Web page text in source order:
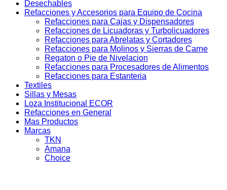
Desechables
Refacciones y Accesorios para Equipo de Cocina
Refacciones para Cajas y Dispensadores
Refacciones de Licuadoras y Turbolicuadores
Refacciones para Abrelatas y Cortadores
Refacciones para Molinos y Sierras de Carne
Regaton o Pie de Nivelacion
Refacciones para Procesadores de Alimentos
Refacciones para Estanteria
Textiles
Sillas y Mesas
Loza Institucional ECOR
Refacciones en General
Mas Productos
Marcas
TKN
Amana
Choice